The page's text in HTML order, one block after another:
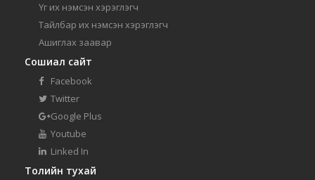
Үг их нэмсэн хэрэглэгч
Тайлбар их нэмсэн хэрэглэгч
Ашиглах заавар
Сошиал сайт
Facebook
Twitter
Google Plus
Youtube
Linked In
Толийн тухай